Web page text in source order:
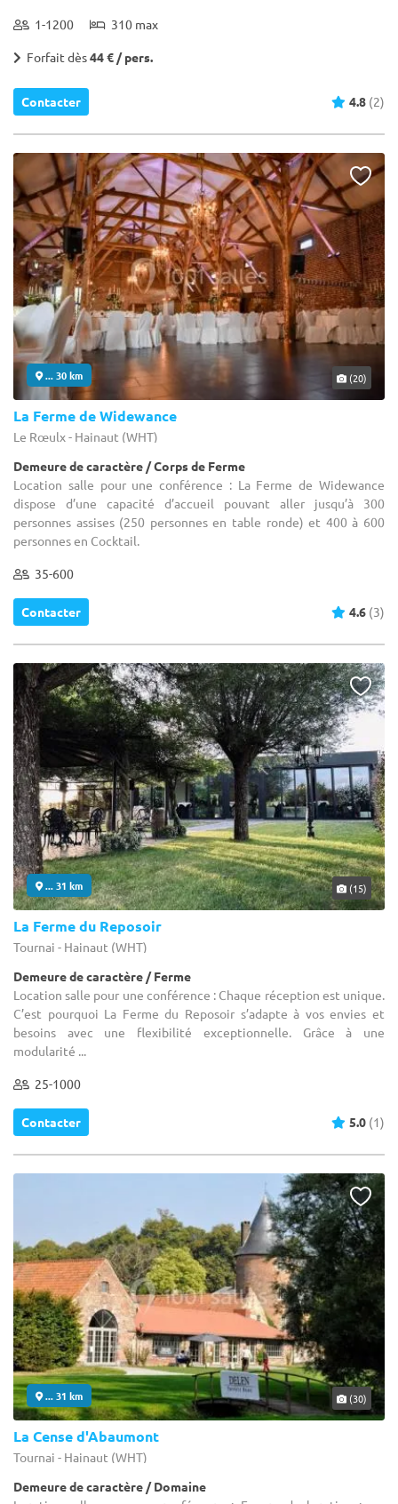
1-1200 310 max
Forfait dès44 € / pers.
Contacter 4.8 (2)
... 30 km (20)
La Ferme de Widewance
Le Rœulx - Hainaut (WHT)
Demeure de caractère / Corps de Ferme
Location salle pour une conférence : La Ferme de Widewance
dispose d’une capacité d’accueil pouvant aller jusqu’à 300
personnes assises (250 personnes en table ronde) et 400 à 600
personnes en Cocktail.
35-600
Contacter 4.6 (3)
... 31 km (15)
La Ferme du Reposoir
Tournai - Hainaut (WHT)
Demeure de caractère / Ferme
Location salle pour une conférence : Chaque réception est unique.
C’est pourquoi La Ferme du Reposoir s’adapte à vos envies et
besoins avec une flexibilité exceptionnelle. Grâce à une
modularité ...
25-1000
Contacter 5.0 (1)
... 31 km (30)
La Cense d'Abaumont
Tournai - Hainaut (WHT)
Demeure de caractère / Domaine